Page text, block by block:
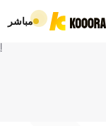
مباشر